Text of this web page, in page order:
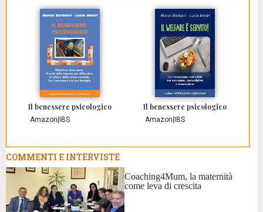
Il benessere psicologico
Amazon IBS
Il benessere psicologico
Amazon IBS
COMMENTI E INTERVISTE
Coaching4Mum, la maternità
come leva di crescita